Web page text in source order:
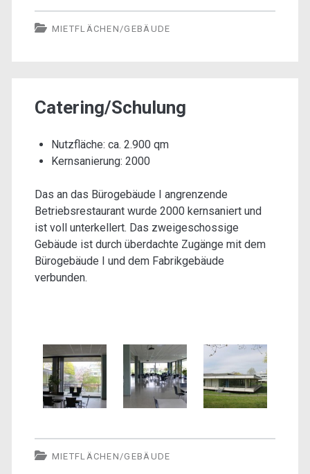
MIETFLÄCHEN/GEBÄUDE
Catering/Schulung
Nutzfläche: ca. 2.900 qm
Kernsanierung: 2000
Das an das Bürogebäude I angrenzende
Betriebsrestaurant wurde 2000 kernsaniert und
ist voll unterkellert. Das zweigeschossige
Gebäude ist durch überdachte Zugänge mit dem
Bürogebäude I und dem Fabrikgebäude
verbunden.
MIETFLÄCHEN/GEBÄUDE